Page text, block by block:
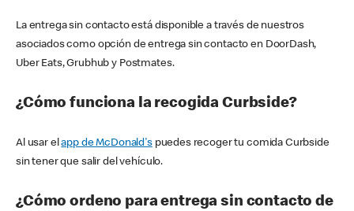
La entrega sin contacto está disponible a través de nuestros
asociados como opción de entrega sin contacto en DoorDash,
Uber Eats, Grubhub y Postmates.
¿Cómo funciona la recogida Curbside?
Al usar elapp de McDonald'spuedes recoger tu comida Curbside
sin tener que salir del vehículo.
¿Cómo ordeno para entrega sin contacto de